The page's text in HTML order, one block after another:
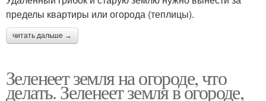
пределы квартиры или огорода (теплицы).
читать дальше →
Зеленеет земля на огороде, что
делать. Зеленеет земля в огороде,